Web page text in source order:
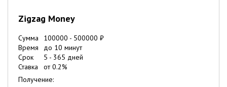
Zigzag Money
Сумма 100000 - 500000 ₽
Время
до 10 минут
Срок
5 - 365 дней
Ставка
от0.2%
Получение: